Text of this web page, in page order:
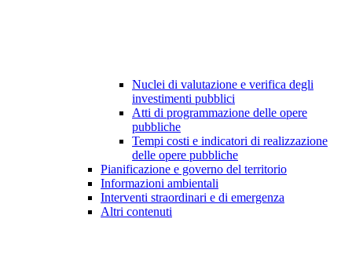
Nuclei di valutazione e verifica degli
investimenti pubblici
Atti di programmazione delle opere
pubbliche
Tempi costi e indicatori di realizzazione
delle opere pubbliche
Pianificazione e governo del territorio
Informazioni ambientali
Interventi straordinari e di emergenza
Altri contenuti